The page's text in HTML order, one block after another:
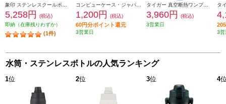
5,258円
(税込)
即納（在庫残りわずか）
(1件)
1,200円 (税込)
60円分ポイント還元
3営業日
タイガー 真空断熱ワンプッシュボトル[500ml/ワンプッシュ/保冷保温/セレストブルー] MKR-W050AR
3,960円
(税込)
3営業日
3営
水筒・ステンレスボトルの人気ランキング
1位 2位 3位 4